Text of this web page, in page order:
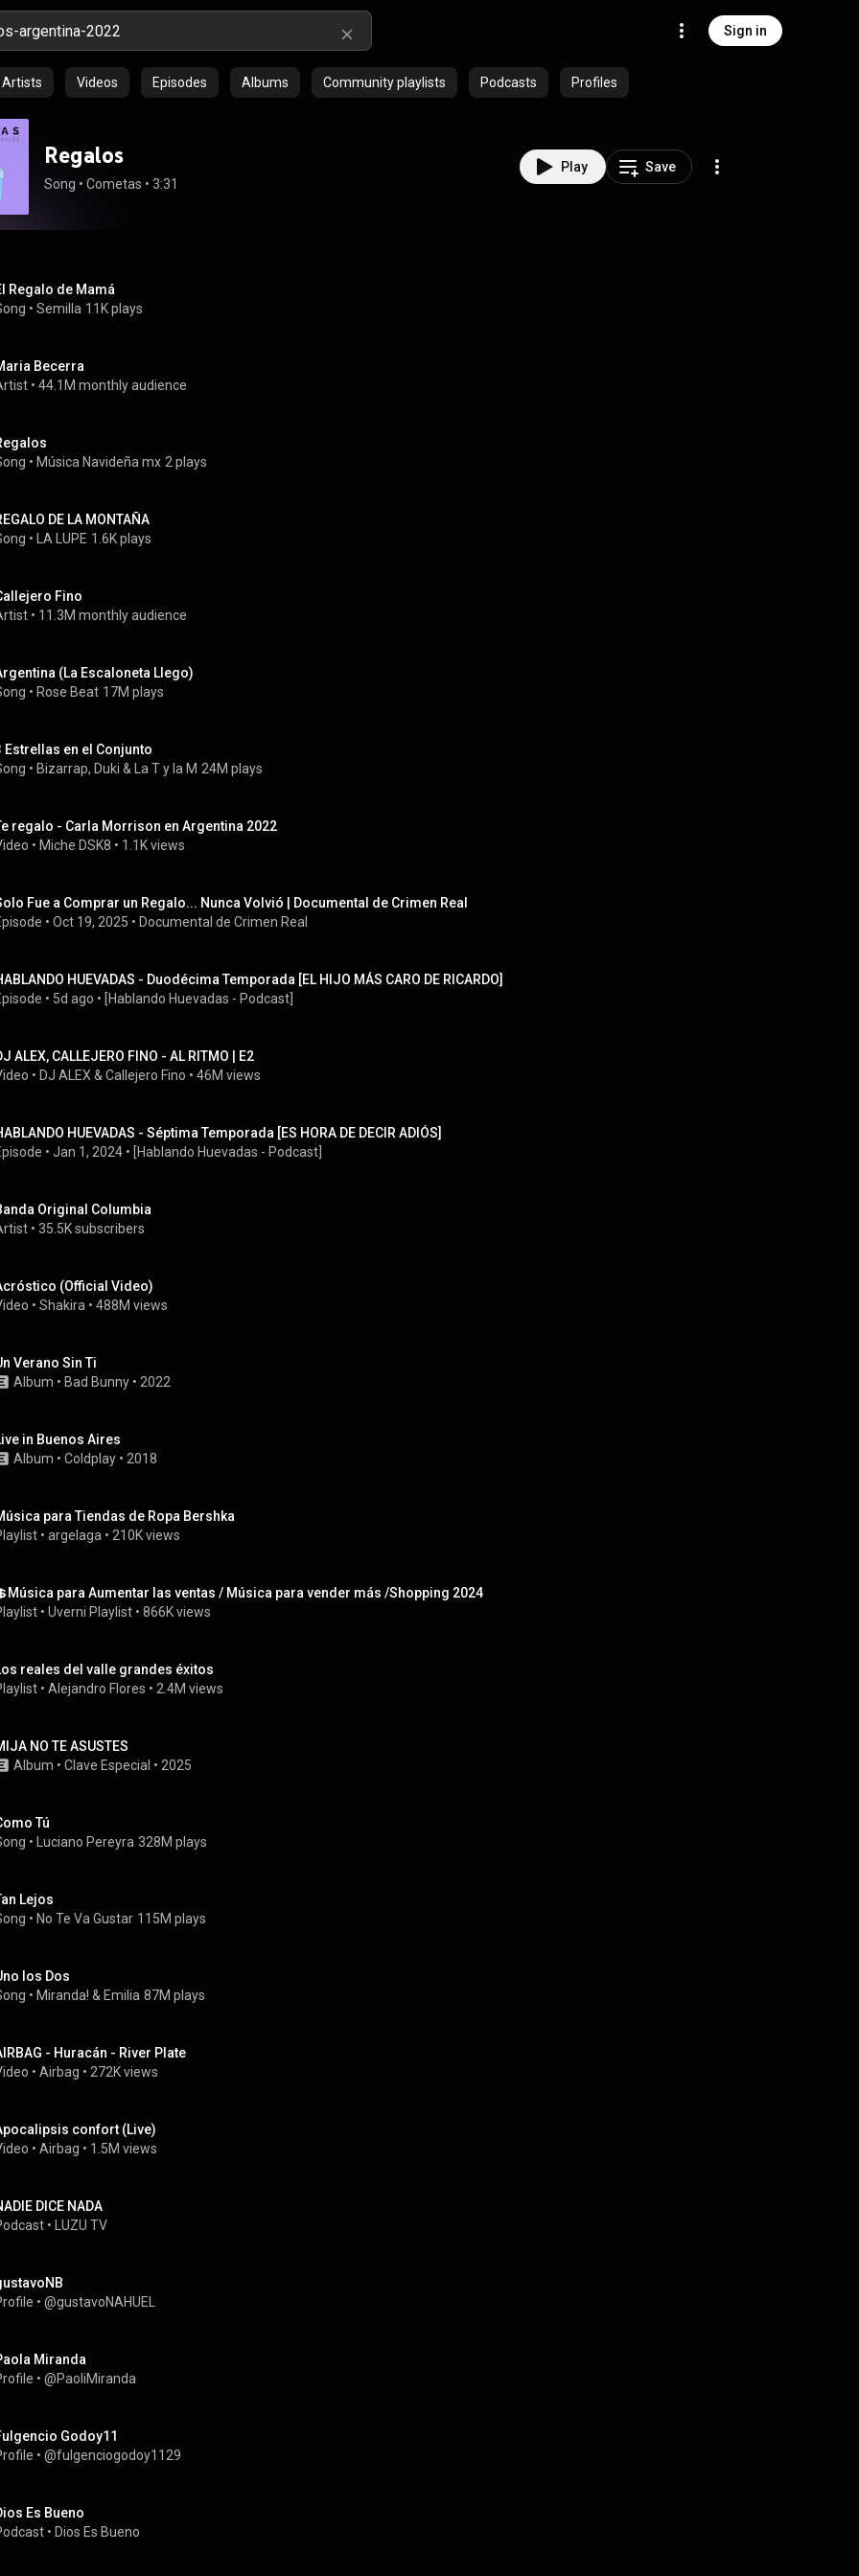
Sign in
Artists Videos Episodes Albums Community playlists Podcasts Profiles
Regalos
Song • Cometas • 3:31
Play Save
Regalo de Mamá
• Semilla 11K plays
Becerra
• 44.1M monthly audience
• Música Navideña mx 2 plays
DE LA MONTAÑA
• LA LUPE 1.6K plays
Fino
• 11.3M monthly audience
(La Escaloneta Llego)
• Rose Beat 17M plays
Estrellas en el Conjunto
• Bizarrap, Duki & La T y la M 24M plays
regalo - Carla Morrison en Argentina 2022
• Miche DSK8 • 1.1K views
Fue a Comprar un Regalo... Nunca Volvió | Documental de Crimen Real
• Oct 19, 2025 • Documental de Crimen Real
HUEVADAS - Duodécima Temporada [EL HIJO MÁS CARO DE RICARDO]
• 5d ago • [Hablando Huevadas - Podcast]
ALEX, CALLEJERO FINO - AL RITMO | E2
• DJ ALEX & Callejero Fino • 46M views
HUEVADAS - Séptima Temporada [ES HORA DE DECIR ADIÓS]
• Jan 1, 2024 • [Hablando Huevadas - Podcast]
Original Columbia
• 35.5K subscribers
(Official Video)
• Shakira • 488M views
Verano Sin Ti
Album • Bad Bunny • 2022
in Buenos Aires
Album • Coldplay • 2018
para Tiendas de Ropa Bershka
• argelaga • 210K views
para Aumentar las ventas / Música para vender más /Shopping 2024
• Uverni Playlist • 866K views
reales del valle grandes éxitos
• Alejandro Flores • 2.4M views
NO TE ASUSTES
Album • Clave Especial • 2025
Tú
• Luciano Pereyra 328M plays
Lejos
• No Te Va Gustar 115M plays
los Dos
• Miranda! & Emilia 87M plays
- Huracán - River Plate
• Airbag • 272K views
confort (Live)
• Airbag • 1.5M views
DICE NADA
• LUZU TV
• @gustavoNAHUEL
Miranda
• @PaoliMiranda
Godoy11
• @fulgenciogodoy1129
Es Bueno
• Dios Es Bueno